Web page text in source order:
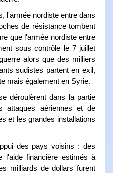
l'armée nordiste entre dans
de résistance tombent
que l'armée nordiste entre
sous contrôle le 7 juillet
alors que des milliers
sudistes partent en exil,
mais également en Syrie.
déroulèrent dans la partie
aériennes et de
et les grandes installations
des pays voisins : des
l'aide financière estimés à
milliards de dollars furent